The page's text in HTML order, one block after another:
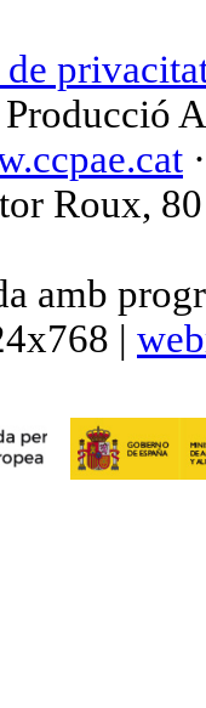
Roux,
amb
|